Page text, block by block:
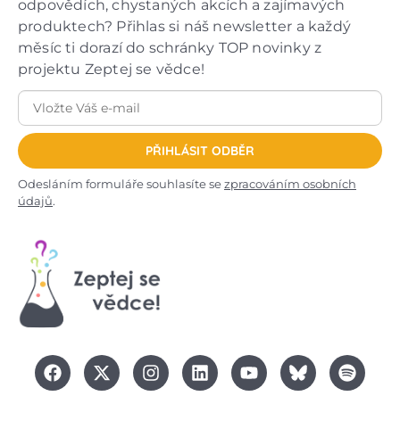
odpovědích, chystaných akcích a zajímavých
produktech? Přihlas si náš newsletter a každý
měsíc ti dorazí do schránky TOP novinky z
projektu Zeptej se vědce!
PŘIHLÁSIT ODBĚR
Odesláním formuláře souhlasíte sezpracováním osobních
údajů.